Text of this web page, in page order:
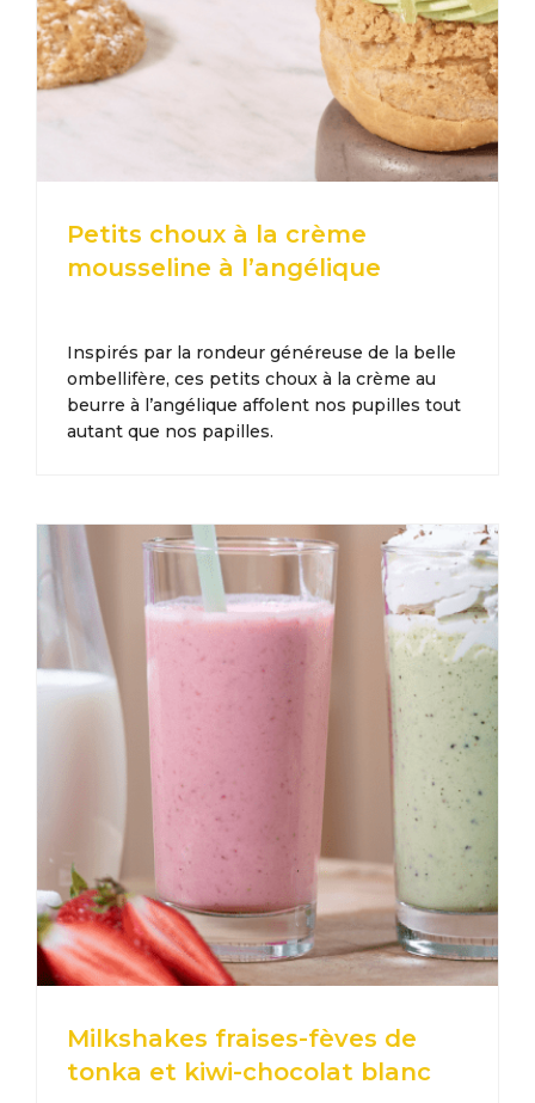
Petits choux à la crème
mousseline à l’angélique
Inspirés par la rondeur généreuse de la belle
ombellifère, ces petits choux à la crème au
beurre à l’angélique affolent nos pupilles tout
autant que nos papilles.
Milkshakes fraises-fèves de
tonka et kiwi-chocolat blanc